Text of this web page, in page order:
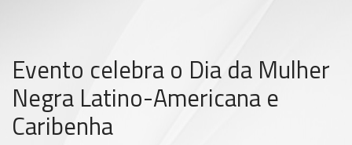
Evento celebra o Dia da Mulher
Negra Latino-Americana e
Caribenha